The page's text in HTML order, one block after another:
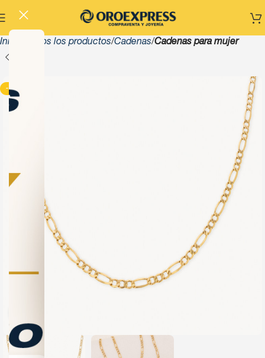
Inicio Todos los productos Cadenas Cadenas para mujer
-13%